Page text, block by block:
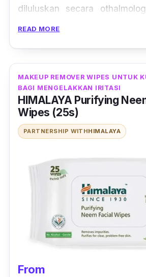
diluluskan secara
READ MORE
MAKEUP REMOVER WIPES UNTUK
BAGI MENGELAKKAN IRITASI
HIMALAYA Purifying
Wipes (25s)
PARTNERSHIP WITHHIMALAYA
From